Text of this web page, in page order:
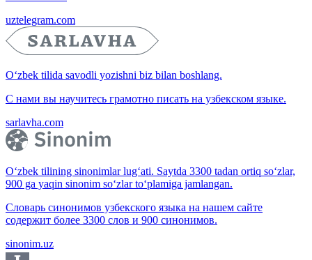
uztelegram.com
O‘zbek tilida savodli yozishni biz bilan boshlang.
С нами вы научитесь грамотно писать на узбекском языке.
sarlavha.com
O‘zbek tilining sinonimlar lug‘ati. Saytda 3300 tadan ortiq so‘zlar,
900 ga yaqin sinonim so‘zlar to‘plamiga jamlangan.
Словарь синонимов узбекского языка на нашем сайте
содержит более 3300 слов и 900 синонимов.
sinonim.uz